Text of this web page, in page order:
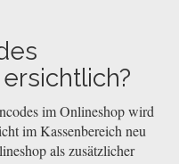
im Onlineshop wird
im Kassenbereich neu
als zusätzlicher